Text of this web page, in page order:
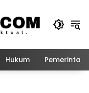
Hukum